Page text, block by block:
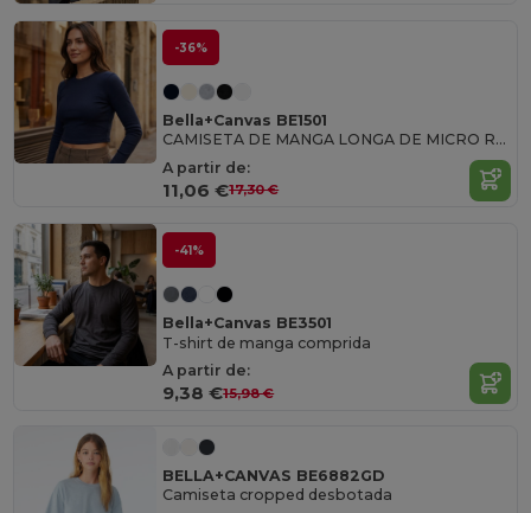
-36%
Bella+Canvas BE1501
CAMISETA DE MANGA LONGA DE MICRO RIB PARA
A partir de:
11,06 €17,30 €
-41%
Bella+Canvas BE3501
T-shirt de manga comprida
A partir de:
9,38 €15,98 €
BELLA+CANVAS BE6882GD
Camiseta cropped desbotada